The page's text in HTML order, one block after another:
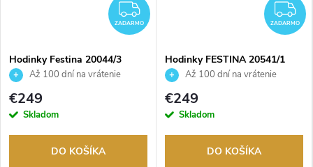
ZADARMO
ZADARMO
Hodinky Festina 20044/3
Až 100 dní na vrátenie
tovaru. Autorizovaný predajca.
€249
Skladom
DO KOŠÍKA
ZADARMO
Hodinky FESTINA 20541/1
Až 100 dní na vrátenie
tovaru. Autorizovaný predajca.
€249
Skladom
DO KOŠÍKA